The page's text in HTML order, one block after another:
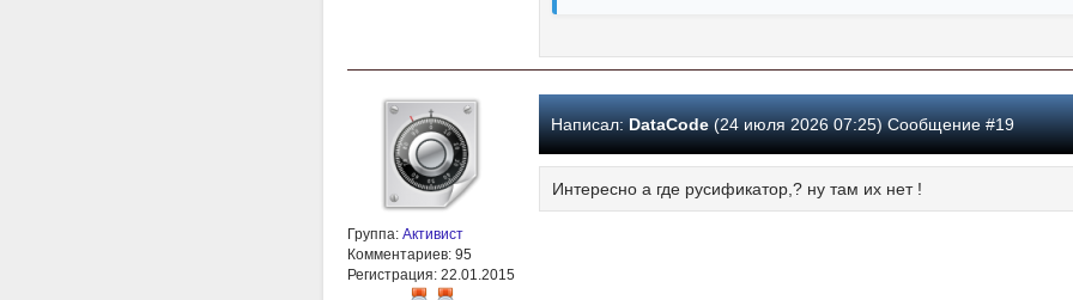
Группа: Активист
Комментариев: 95
Регистрация: 22.01.2015
Написал: DataCode(24 июля 2026 07:25) Сообщение #19
Интересно а где русификатор,? ну там их нет !